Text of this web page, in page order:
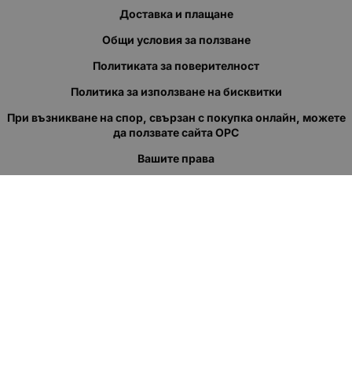
Доставка и плащане
Общи условия за ползване
Политиката за поверителност
Политика за използване на бисквитки
При възникване на спор, свързан с покупка онлайн, можете
да ползвате сайта ОРС
Вашите права